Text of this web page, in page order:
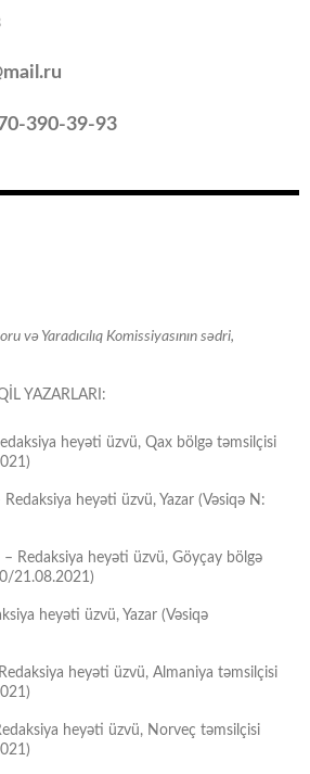
390-39-93
və Yaradıcılıq Komissiyasının sədri,
YAZARLARI:
heyəti üzvü, Qax bölgə təmsilçisi
Redaksiya heyəti üzvü, Yazar (Vəsiqə N:
– Redaksiya heyəti üzvü, Göyçay bölgə
21.08.2021)
heyəti üzvü, Yazar (Vəsiqə
heyəti üzvü, Almaniya təmsilçisi
heyəti üzvü, Norveç təmsilçisi